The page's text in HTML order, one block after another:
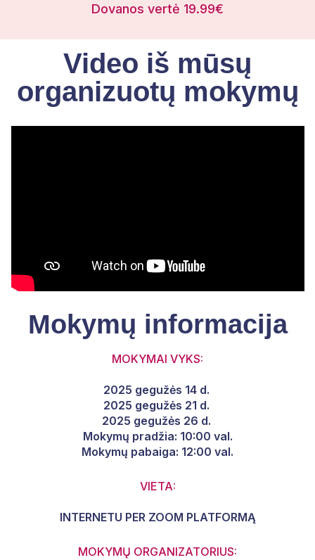
Dovanos vertė 19.99€
Video iš mūsų
organizuotų mokymų
Mokymų informacija
MOKYMAI VYKS:
2025 gegužės 14 d.
2025 gegužės 21 d.
2025 gegužės 26 d.
Mokymų pradžia: 10:00 val.
Mokymų pabaiga: 12:00 val.
VIETA:
INTERNETU PER ZOOM PLATFORMĄ
MOKYMŲ ORGANIZATORIUS: